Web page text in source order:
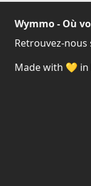
Wymmo - Où
Retrouvez-nous
Made with 💛 in